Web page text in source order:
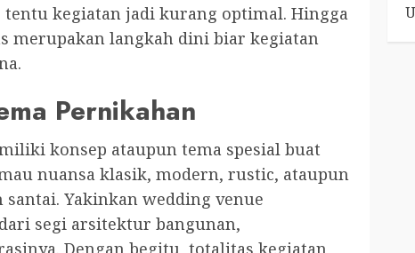
kegiatan jadi kurang optimal. Hingga
merupakan langkah dini biar kegiatan
Pernikahan
konsep ataupun tema spesial buat
nuansa klasik, modern, rustic, ataupun
Yakinkan wedding venue
segi arsitektur bangunan,
Dengan begitu, totalitas kegiatan